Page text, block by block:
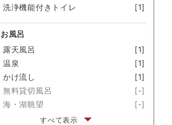
洗浄機能付きトイレ
[1]
お風呂
露天風呂
[1]
温泉
[1]
かけ流し
[1]
無料貸切風呂
[-]
海・湖眺望
[-]
富士山眺望すべて表示